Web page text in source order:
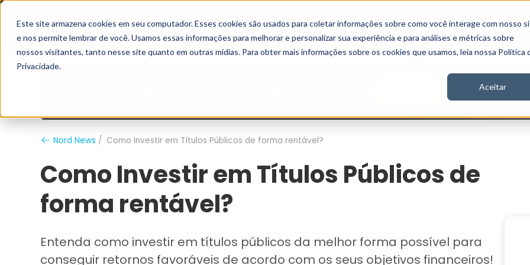
Este site armazena cookies em seu computador. Esses cookies são usados para coletar informações sobre como você interage com nosso
e nos permite lembrar de você. Usamos essas informações para melhorar e personalizar sua experiência e para análises e métricas sobre
nossos visitantes, tanto nesse site quanto em outras mídias. Para obter mais informações sobre os cookies que usamos, leia nossa Política
Privacidade.
Aceitar
Grupo Nord Analistas Vídeos Stories Inscreva-se
Nord News Como Investir em Títulos Públicos de forma rentável?
Como Investir em Títulos Públicos de
forma rentável?
Entenda como investir em títulos públicos da melhor forma possível para
conseguir retornos favoráveis de acordo com os seus objetivos financeiros!